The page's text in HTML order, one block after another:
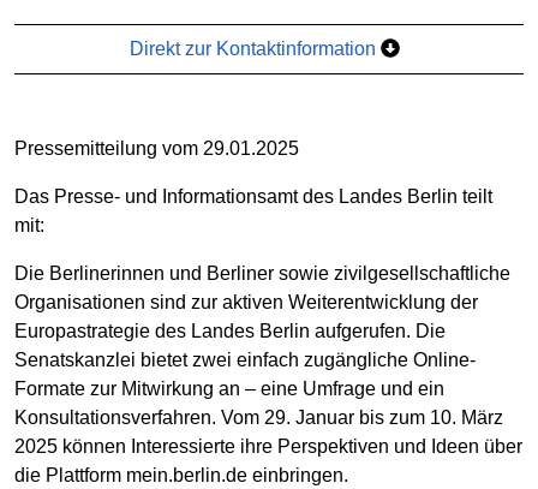
Direkt zur Kontaktinformation
Pressemitteilung vom 29.01.2025
Das Presse- und Informationsamt des Landes Berlin teilt
mit:
Die Berlinerinnen und Berliner sowie zivilgesellschaftliche
Organisationen sind zur aktiven Weiterentwicklung der
Europastrategie des Landes Berlin aufgerufen. Die
Senatskanzlei bietet zwei einfach zugängliche Online-
Formate zur Mitwirkung an – eine Umfrage und ein
Konsultationsverfahren. Vom 29. Januar bis zum 10. März
2025 können Interessierte ihre Perspektiven und Ideen über
die Plattform mein.berlin.de einbringen.